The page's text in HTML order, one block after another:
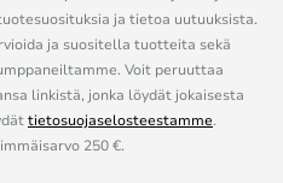
ja tietoa uutuuksista.
ja suositella tuotteita sekä
Voit peruuttaa
linkistä, jonka löydät jokaisesta
tietosuojaselosteestamme.
250 €.